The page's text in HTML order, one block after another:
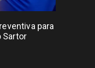
para
Sartor